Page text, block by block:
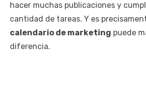
hacer muchas publicaciones y
cantidad de tareas. Y es
calendario de marketing puede
diferencia.